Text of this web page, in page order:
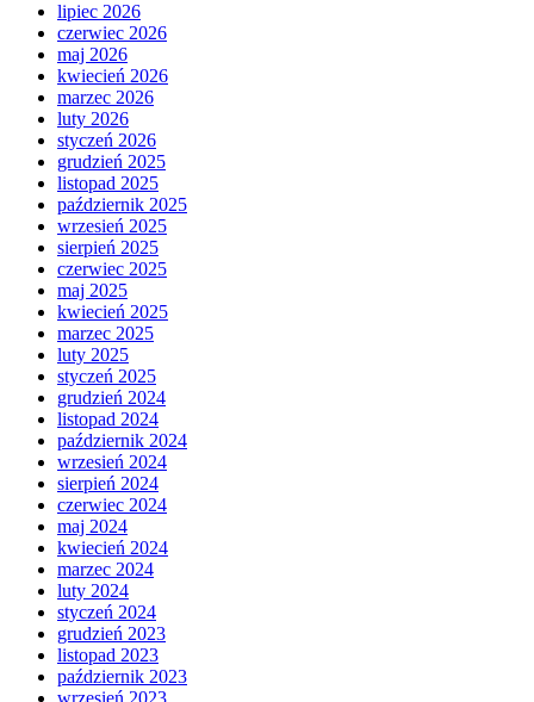
lipiec 2026
czerwiec 2026
maj 2026
kwiecień 2026
marzec 2026
luty 2026
styczeń 2026
grudzień 2025
listopad 2025
październik 2025
wrzesień 2025
sierpień 2025
czerwiec 2025
maj 2025
kwiecień 2025
marzec 2025
luty 2025
styczeń 2025
grudzień 2024
listopad 2024
październik 2024
wrzesień 2024
sierpień 2024
czerwiec 2024
maj 2024
kwiecień 2024
marzec 2024
luty 2024
styczeń 2024
grudzień 2023
listopad 2023
październik 2023